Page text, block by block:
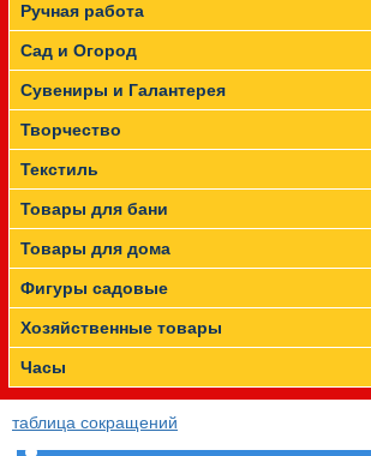
Ручная работа
Сад и Огород
Сувениры и Галантерея
Творчество
Текстиль
Товары для бани
Товары для дома
Фигуры садовые
Хозяйственные товары
Часы
таблица сокращений